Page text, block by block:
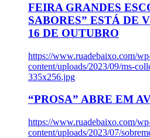
FEIRA GRANDES
SABORES” ESTÁ DE
16 DE OUTUBRO
https://www.ruadebaixo.com/
content/uploads/2023/09/ms-
335x256.jpg
“PROSA” ABRE EM
https://www.ruadebaixo.com/
content/uploads/2023/07/